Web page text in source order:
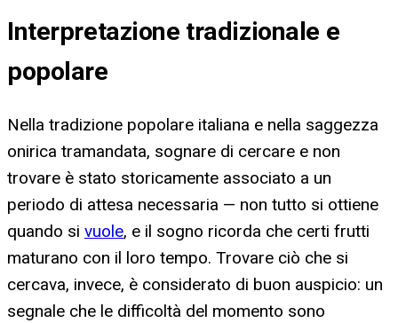
Interpretazione tradizionale e
popolare
Nella tradizione popolare italiana e nella saggezza
onirica tramandata, sognare di cercare e non
trovare è stato storicamente associato a un
periodo di attesa necessaria — non tutto si ottiene
quando si vuole, e il sogno ricorda che certi frutti
maturano con il loro tempo. Trovare ciò che si
cercava, invece, è considerato di buon auspicio: un
segnale che le difficoltà del momento sono